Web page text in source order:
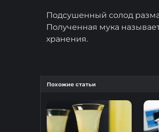
Подсушенный солод
Полученная мука
хранения.
Похожие статьи